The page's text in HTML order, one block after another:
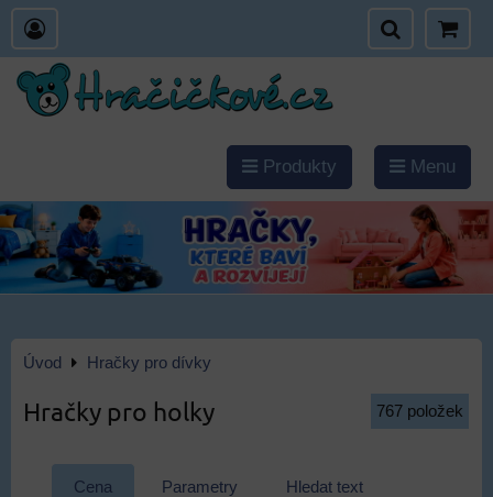
Produkty Menu
Úvod Hračky pro dívky
Hračky pro holky 767 položek
Cena Parametry Hledat text